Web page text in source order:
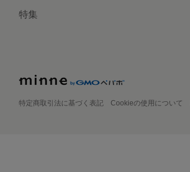
特集
特定商取引法に基づく表記 Cookieの使用について